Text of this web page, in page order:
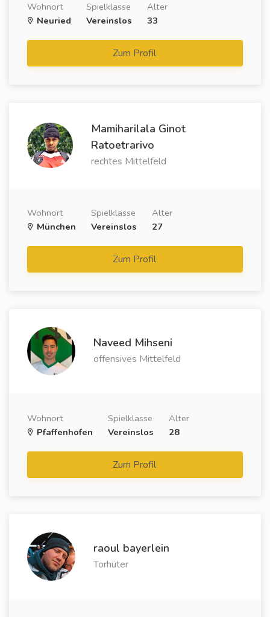
Wohnort
Neuried
Spielklasse
Vereinslos
Alter
33
Zum Profil
Mamiharilala Ginot
Ratoetrarivo
rechtes Mittelfeld
Wohnort
München
Spielklasse
Vereinslos
Alter
27
Zum Profil
Naveed Mihseni
offensives Mittelfeld
Wohnort
Pfaffenhofen
Spielklasse
Vereinslos
Alter
28
Zum Profil
raoul bayerlein
Torhüter